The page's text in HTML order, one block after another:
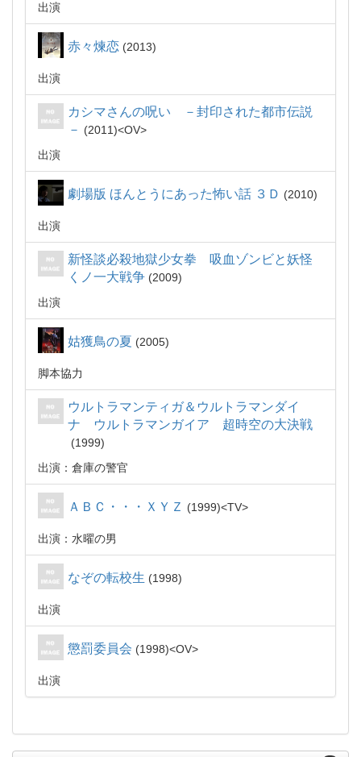
出演
赤々煉恋 2013
出演
カシマさんの呪い －封印された都市伝説
－
2011
OV
出演
劇場版 ほんとうにあった怖い話 ３Ｄ 2010
出演
新怪談必殺地獄少女拳 吸血ゾンビと妖怪
くノ一大戦争
2009
出演
姑獲鳥の夏 2005
脚本協力
ウルトラマンティガ＆ウルトラマンダイ
ナ ウルトラマンガイア 超時空の大決戦
1999
出演：倉庫の警官
ＡＢＣ・・・ＸＹＺ 1999 TV
出演：水曜の男
なぞの転校生 1998
出演
懲罰委員会 1998 OV
出演